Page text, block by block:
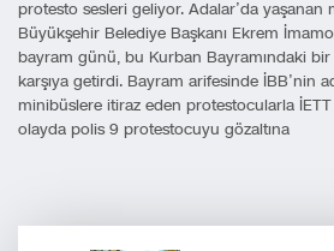
protesto sesleri geliyor. Adalar’da yaşanan
Büyükşehir Belediye Başkanı Ekrem
bayram günü, bu Kurban Bayramındaki
karşıya getirdi. Bayram arifesinde İBB’nin
minibüslere itiraz eden protestocularla İETT
olayda polis 9 protestocuyu gözaltına